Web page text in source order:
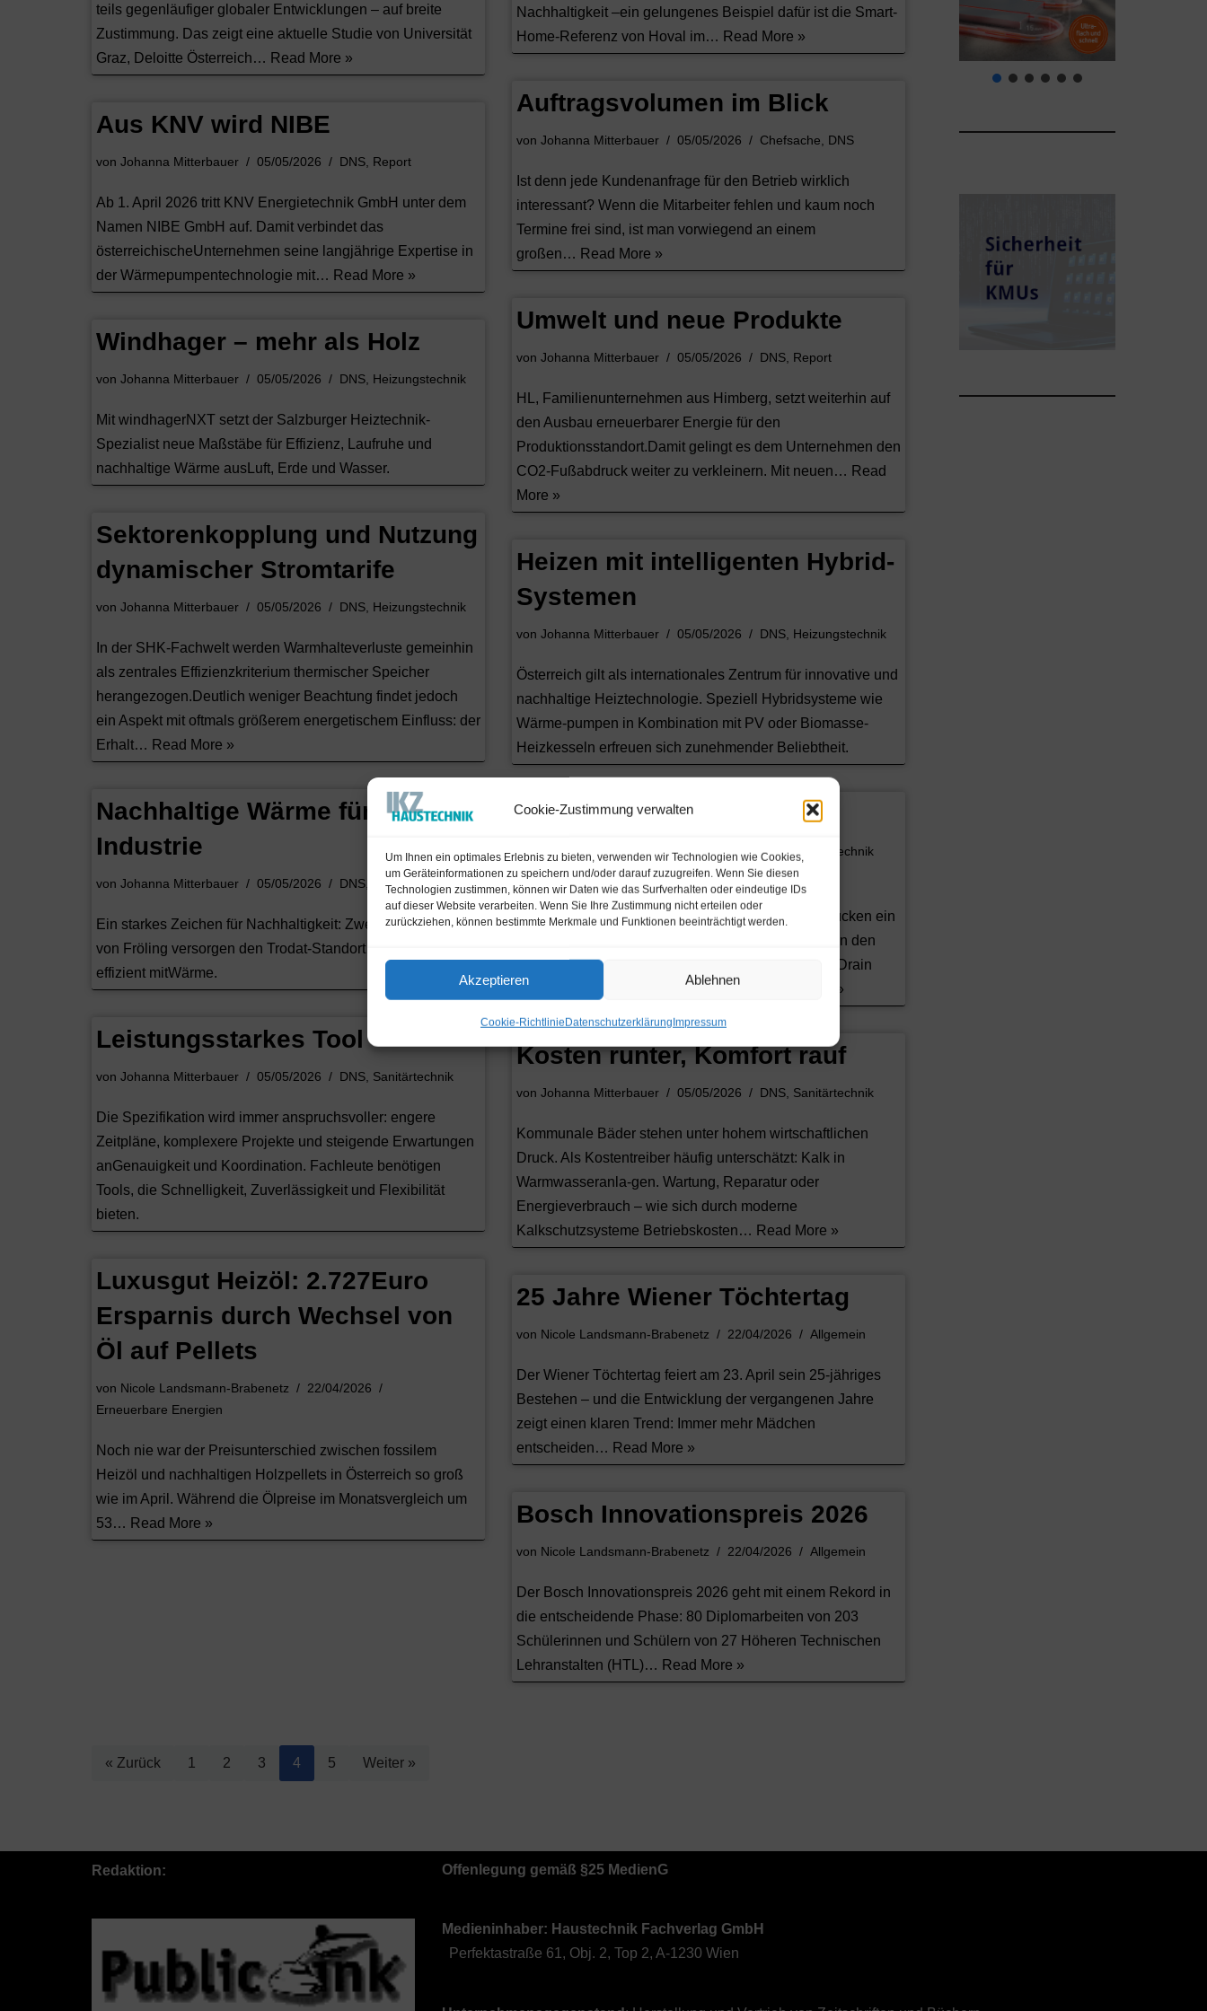
Cookie-Zustimmung verwalten
Um Ihnen ein optimales Erlebnis zu bieten, verwenden wir Technologien wie Cookies,
um Geräteinformationen zu speichern und/oder darauf zuzugreifen. Wenn Sie diesen
Technologien zustimmen, können wir Daten wie das Surfverhalten oder eindeutige IDs
auf dieser Website verarbeiten. Wenn Sie Ihre Zustimmung nicht erteilen oder
zurückziehen, können bestimmte Merkmale und Funktionen beeinträchtigt werden.
Akzeptieren Ablehnen
Cookie-RichtlinieDatenschutzerklärungImpressum
teils gegenläufiger globaler Entwicklungen – auf breite
Zustimmung. Das zeigt eine aktuelle Studie von Universität
Graz, Deloitte Österreich… Read More »
Nachhaltigkeit –ein gelungenes Beispiel dafür ist die Smart-
Home-Referenz von Hoval im… Read More »
Auftragsvolumen im Blick
von Johanna Mitterbauer 05/05/2026 Chefsache DNS
Ist denn jede Kundenanfrage für den Betrieb wirklich
interessant? Wenn die Mitarbeiter fehlen und kaum noch
Termine frei sind, ist man vorwiegend an einem
großen… Read More »
Aus KNV wird NIBE
von Johanna Mitterbauer 05/05/2026 DNS Report
Ab 1. April 2026 tritt KNV Energietechnik GmbH unter dem
Namen NIBE GmbH auf. Damit verbindet das
österreichischeUnternehmen seine langjährige Expertise in
der Wärmepumpentechnologie mit… Read More »
Umwelt und neue Produkte
von Johanna Mitterbauer 05/05/2026 DNS Report
HL, Familienunternehmen aus Himberg, setzt weiterhin auf
den Ausbau erneuerbarer Energie für den
Produktionsstandort.Damit gelingt es dem Unternehmen den
CO2-Fußabdruck weiter zu verkleinern. Mit neuen… Read
More »
Windhager – mehr als Holz
von Johanna Mitterbauer 05/05/2026 DNS Heizungstechnik
Mit windhagerNXT setzt der Salzburger Heiztechnik-
Spezialist neue Maßstäbe für Effizienz, Laufruhe und
nachhaltige Wärme ausLuft, Erde und Wasser.
Sektorenkopplung und Nutzung
dynamischer Stromtarife
von Johanna Mitterbauer 05/05/2026 DNS Heizungstechnik
In der SHK-Fachwelt werden Warmhalteverluste gemeinhin
als zentrales Effizienzkriterium thermischer Speicher
herangezogen.Deutlich weniger Beachtung findet jedoch
ein Aspekt mit oftmals größerem energetischem Einfluss: der
Erhalt… Read More »
Heizen mit intelligenten Hybrid-
Systemen
von Johanna Mitterbauer 05/05/2026 DNS Heizungstechnik
Österreich gilt als internationales Zentrum für innovative und
nachhaltige Heiztechnologie. Speziell Hybridsysteme wie
Wärme-pumpen in Kombination mit PV oder Biomasse-
Heizkesseln erfreuen sich zunehmender Beliebtheit.
Nachhaltige Wärme für die
Industrie
von Johanna Mitterbauer 05/05/2026 DNS Heizungstechnik
Ein starkes Zeichen für Nachhaltigkeit: Zwei Hackgutkessel
von Fröling versorgen den Trodat-Standort Marchtrenk
effizient mitWärme.
Regen intelligent nutzen
von Johanna Mitterbauer 05/05/2026 DNS,Sanitärtechnik
Extreme Niederschlagsereignisse und steigende
Anforderungen an Umwelt- und Gewässerschutz rücken ein
effizientesRegenwassermanagement zunehmend in den
Fokus von Kommunen und Planern. Mit der PowerDrain
StormcleanFiltersubstratrinne bringt…
Read More »
Leistungsstarkes Tool
von Johanna Mitterbauer 05/05/2026 DNS Sanitärtechnik
Die Spezifikation wird immer anspruchsvoller: engere
Zeitpläne, komplexere Projekte und steigende Erwartungen
anGenauigkeit und Koordination. Fachleute benötigen
Tools, die Schnelligkeit, Zuverlässigkeit und Flexibilität
bieten.
Kosten runter, Komfort rauf
von Johanna Mitterbauer 05/05/2026 DNS Sanitärtechnik
Kommunale Bäder stehen unter hohem wirtschaftlichen
Druck. Als Kostentreiber häufig unterschätzt: Kalk in
Warmwasseranla-gen. Wartung, Reparatur oder
Energieverbrauch – wie sich durch moderne
Kalkschutzsysteme Betriebskosten… Read More »
Luxusgut Heizöl: 2.727Euro
Ersparnis durch Wechsel von
Öl auf Pellets
von Nicole Landsmann-Brabenetz
22/04/2026
Erneuerbare Energien
Noch nie war der Preisunterschied zwischen fossilem
Heizöl und nachhaltigen Holzpellets in Österreich so groß
wie im April. Während die Ölpreise im Monatsvergleich um
53… Read More »
25 Jahre Wiener Töchtertag
von Nicole Landsmann-Brabenetz 22/04/2026 Allgemein
Der Wiener Töchtertag feiert am 23. April sein 25-jähriges
Bestehen – und die Entwicklung der vergangenen Jahre
zeigt einen klaren Trend: Immer mehr Mädchen
entscheiden… Read More »
Bosch Innovationspreis 2026
von Nicole Landsmann-Brabenetz 22/04/2026 Allgemein
Der Bosch Innovationspreis 2026 geht mit einem Rekord in
die entscheidende Phase: 80 Diplomarbeiten von 203
Schülerinnen und Schülern von 27 Höheren Technischen
Lehranstalten (HTL)… Read More »
« Zurück 1 2 3 4 5 Weiter »
Redaktion: Offenlegung gemäß §25 MedienG
Medieninhaber: Haustechnik Fachverlag GmbH
Perfektastraße 61, Obj. 2, Top 2, A-1230 Wien